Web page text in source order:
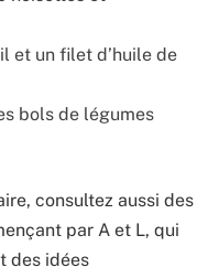
et un filet d’huile de
bols de légumes
consultez aussi des
par A et L, qui
des idées